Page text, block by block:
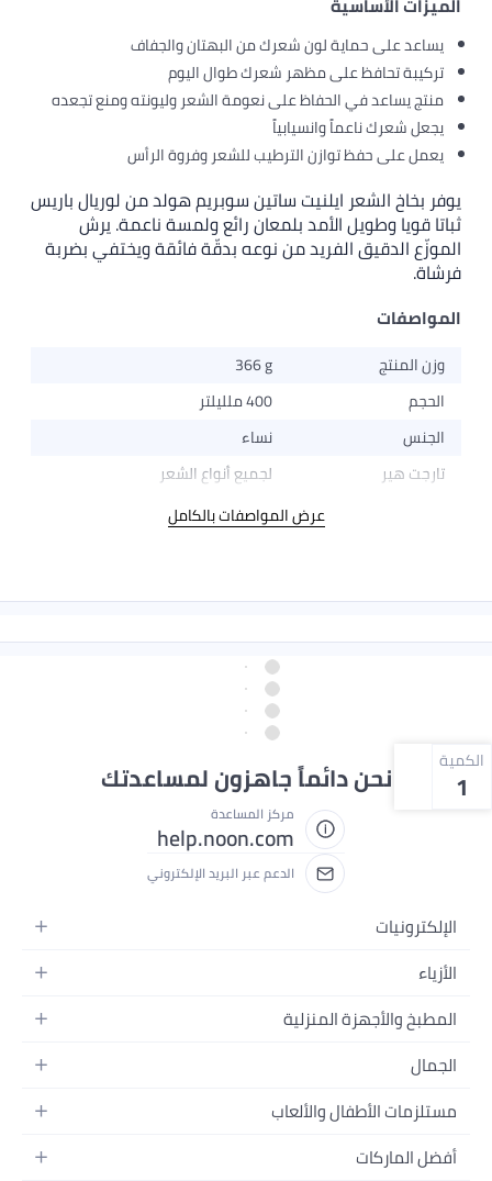
يساعد على حماية لون شعرك من البهتان والجفاف
تركيبة تحافظ على مظهر شعرك طوال اليوم
منتج يساعد في الحفاظ على نعومة الشعر وليونته ومنع تجعده
يجعل شعرك ناعماً وانسيابياً
يعمل على حفظ توازن الترطيب للشعر وفروة الرأس
يوفر بخاخ الشعر ايلنيت ساتين سوبريم هولد من لوريال باريس
ثباتا قويا وطويل الأمد بلمعان رائع ولمسة ناعمة. يرش
الموزّع الدقيق الفريد من نوعه بدقّة فائقة ويختفي بضربة
فرشاة.
المواصفات
وزن المنتج
366 g
الحجم
400 ملليلتر
الجنس
نساء
تارجت هير
لجميع أنواع الشعر
عرض المواصفات بالكامل
الكمية
1 نحن دائماً جاهزون لمساعدتك
مركز المساعدة
help.noon.com
الدعم عبر البريد الإلكتروني
الإلكترونيات
الجوالات
اللابتوبات
الأجهزة المنزلية
التلفزيونات
السماعات
الأزياء
أزياء نسائية
أزياء البنات
أزياء الأولاد
المجوهرات
المطبخ والأجهزة المنزلية
الحمام
المطبخ والسفرة
أدوات وتحسين المنزل
الجمال
العطور
العناية بالشعر
مستلزمات الأطفال والألعاب
الحفاضات
أفضل الماركات